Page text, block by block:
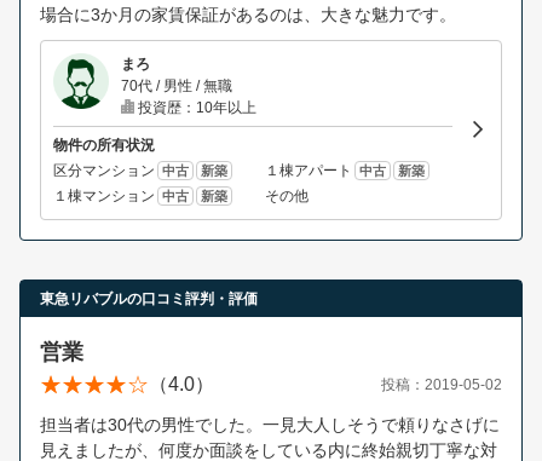
場合に3か月の家賃保証があるのは、大きな魅力です。
まろ
70代 / 男性 / 無職
投資歴：10年以上
物件の所有状況
区分マンション 中古 新築 １棟アパート 中古 新築
１棟マンション 中古 新築 その他
東急リバブルの口コミ評判・評価
営業
（4.0） 投稿：2019-05-02
担当者は30代の男性でした。一見大人しそうで頼りなさげに
見えましたが、何度か面談をしている内に終始親切丁寧な対